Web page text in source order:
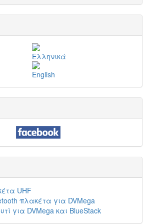
UHF
πλακέτα για DVMega
για DVMega και BlueStack